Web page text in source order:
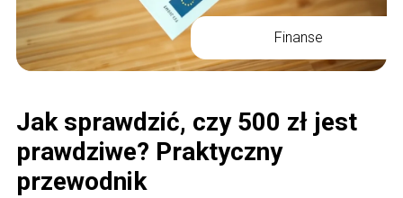
Finanse
Jak sprawdzić, czy 500 zł jest
prawdziwe? Praktyczny
przewodnik